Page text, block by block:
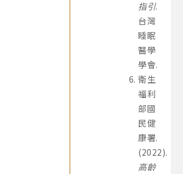
指引.
台灣
睡眠
醫學
學會.
衛生
福利
部國
民健
康署.
(2022).
高齡